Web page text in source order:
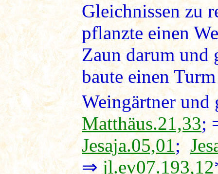
Gleichnissen zu
pflanzte einen
Zaun darum und
baute einen
Weingärtner und
Matthäus.21,33;
Jesaja.05,01;
⇒ jl.ev07.193,12